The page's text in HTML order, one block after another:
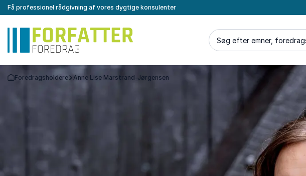
Få professionel rådgivning af vores dygtige konsulenter
Søg efter emner,
Tilbage til forsiden
Foredragsholdere Anne Lise Marstrand-Jørgensen